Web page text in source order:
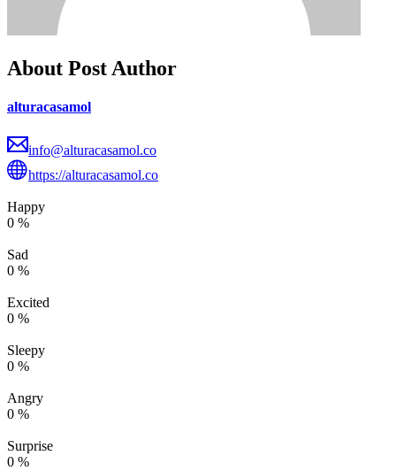
About Post Author
alturacasamol
info@alturacasamol.co
https://alturacasamol.co
Happy
0 %
Sad
0 %
Excited
0 %
Sleepy
0 %
Angry
0 %
Surprise
0 %